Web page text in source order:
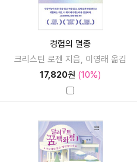
경험의 멸종
크리스틴 로젠 지음, 이영래 옮김
17,820원 (10%)